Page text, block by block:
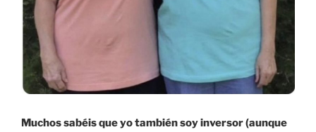
Muchos sabéis que yo también soy inversor (aunque